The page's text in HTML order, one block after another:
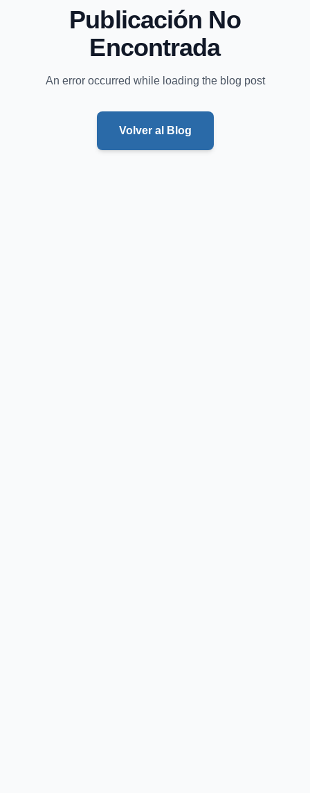
Publicación No
Encontrada
An error occurred while loading the blog post
Volver al Blog